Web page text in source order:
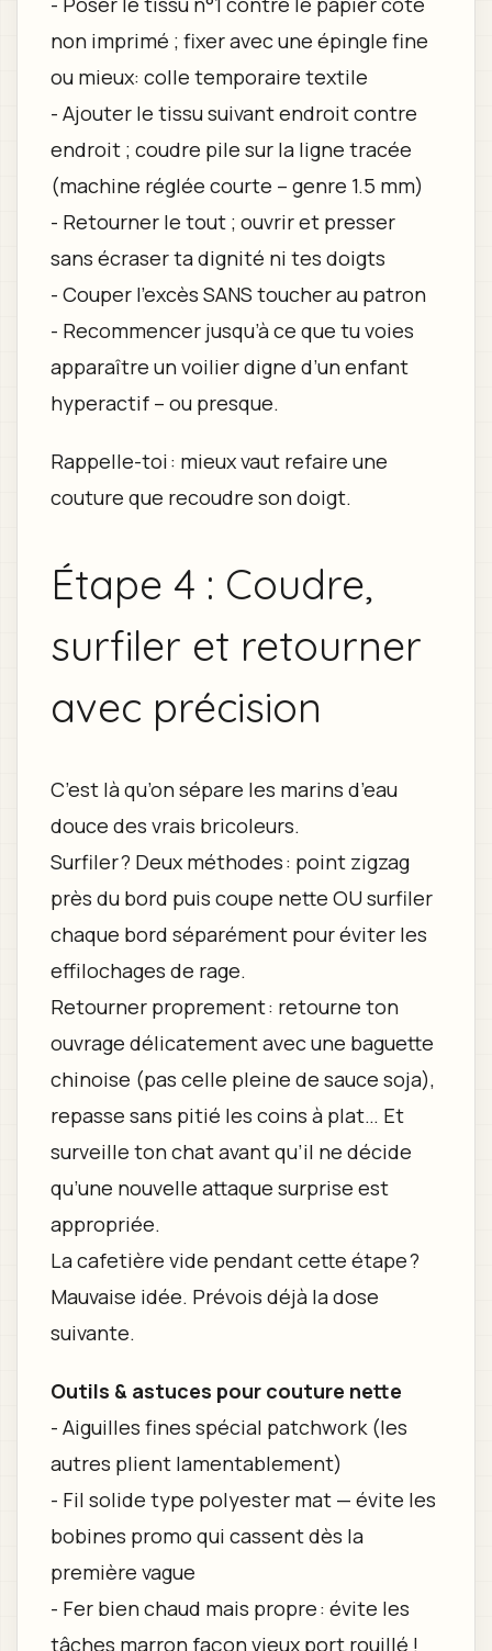
non imprimé ; fixer avec une épingle fine
ou mieux: colle temporaire textile
- Ajouter le tissu suivant endroit contre
endroit ; coudre pile sur la ligne tracée
(machine réglée courte – genre 1.5 mm)
- Retourner le tout ; ouvrir et presser
sans écraser ta dignité ni tes doigts
- Couper l’excès SANS toucher au patron
- Recommencer jusqu’à ce que tu voies
apparaître un voilier digne d’un enfant
hyperactif – ou presque.
Rappelle-toi : mieux vaut refaire une
couture que recoudre son doigt.
Étape 4 : Coudre,
surfiler et retourner
avec précision
C’est là qu’on sépare les marins d’eau
douce des vrais bricoleurs.
Surfiler ? Deux méthodes : point zigzag
près du bord puis coupe nette OU surfiler
chaque bord séparément pour éviter les
effilochages de rage.
Retourner proprement : retourne ton
ouvrage délicatement avec une baguette
chinoise (pas celle pleine de sauce soja),
repasse sans pitié les coins à plat… Et
surveille ton chat avant qu’il ne décide
qu’une nouvelle attaque surprise est
appropriée.
La cafetière vide pendant cette étape ?
Mauvaise idée. Prévois déjà la dose
suivante.
Outils & astuces pour couture nette
- Aiguilles fines spécial patchwork (les
autres plient lamentablement)
- Fil solide type polyester mat — évite les
bobines promo qui cassent dès la
première vague
- Fer bien chaud mais propre : évite les
tâches marron façon vieux port rouillé !